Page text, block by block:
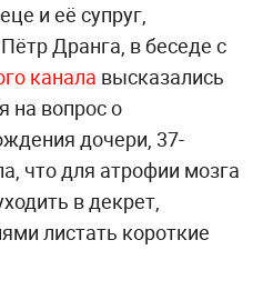
и её супруг,
Дранга, в беседе с
канала высказались
на вопрос о
дочери, 37-
что для атрофии мозга
в декрет,
листать короткие